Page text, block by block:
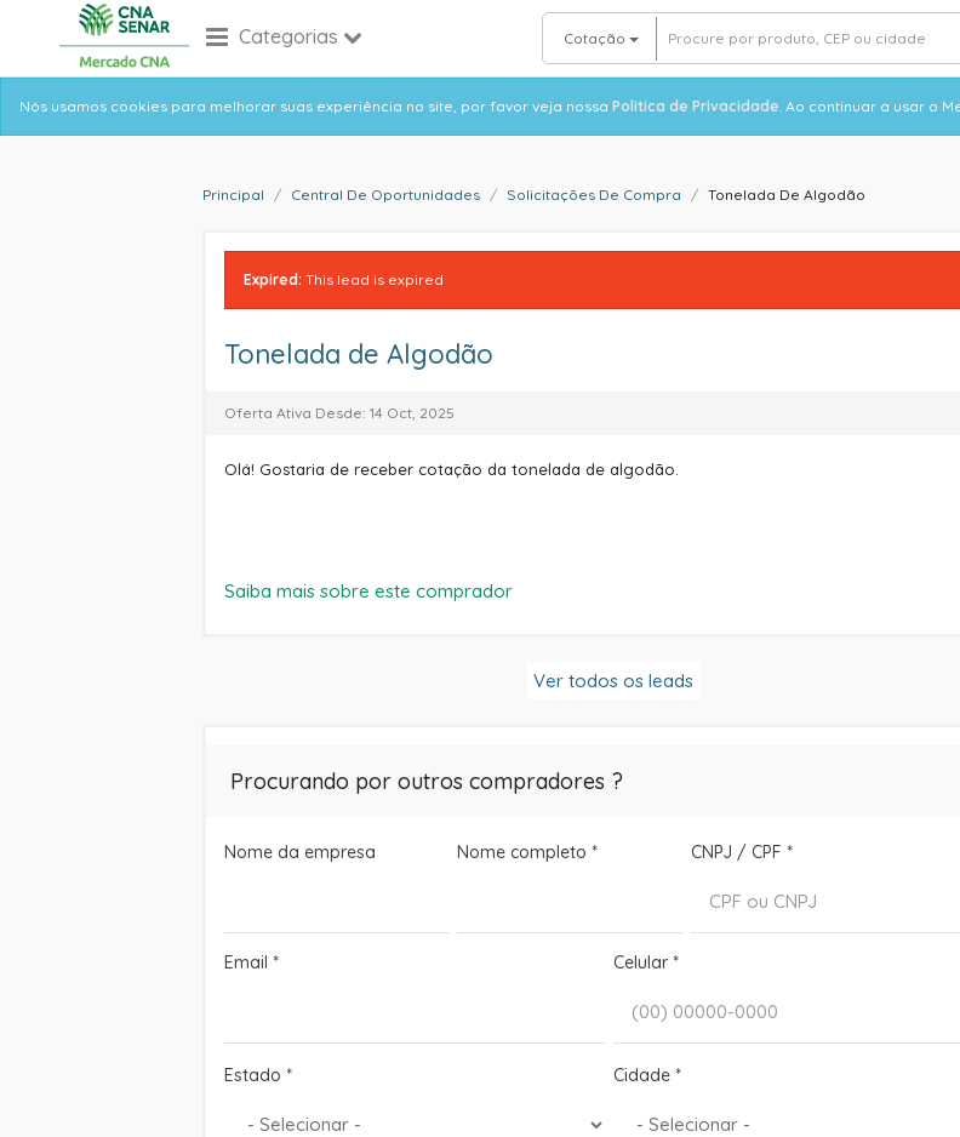
Categorias Cotação
Informative
message
Nós usamos cookies para melhorar suas experiência no site, por favor veja nossa Politica de Privacidade. Ao continuar a usar o
Principal Central De Oportunidades Solicitações De Compra Tonelada De Algodão
Expired: This lead is expired
Tonelada de Algodão
Oferta Ativa Desde: 14 Oct, 2025
Olá! Gostaria de receber cotação da tonelada de algodão.
Saiba mais sobre este comprador
Ver todos os leads
Procurando por outros compradores ?
Nome da empresa Nome completo * CNPJ / CPF *
Email * Celular *
Estado * Cidade *